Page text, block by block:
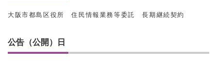
大阪市都島区役所 住民情報業務等委託 長期継続契約
公告（公開）日